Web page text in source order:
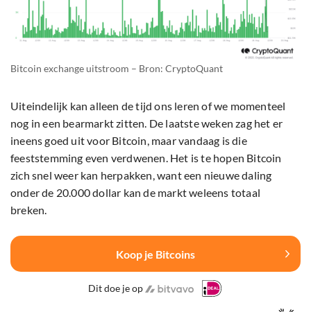
Bitcoin exchange uitstroom – Bron: CryptoQuant
Uiteindelijk kan alleen de tijd ons leren of we momenteel
nog in een bearmarkt zitten. De laatste weken zag het er
ineens goed uit voor Bitcoin, maar vandaag is die
feeststemming even verdwenen. Het is te hopen Bitcoin
zich snel weer kan herpakken, want een nieuwe daling
onder de 20.000 dollar kan de markt weleens totaal
breken.
Koop je Bitcoins
Dit doe je op